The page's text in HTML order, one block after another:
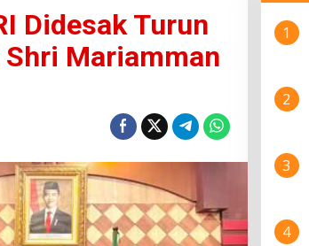
Didesak Turun
Mariamman
1
2
3
4